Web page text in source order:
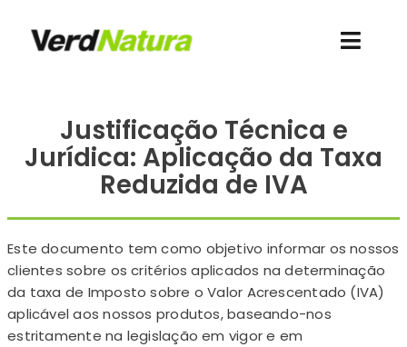
content
Quero comprar
Recursos
Acesso clientes
Justificação Técnica e
Jurídica: Aplicação da Taxa
Reduzida de IVA
Este documento tem como objetivo informar os nossos
clientes sobre os critérios aplicados na determinação
da taxa de Imposto sobre o Valor Acrescentado (IVA)
aplicável aos nossos produtos, baseando-nos
estritamente na legislação em vigor e em